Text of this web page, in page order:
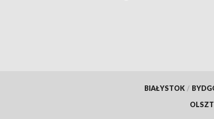
BIAŁYSTOK /